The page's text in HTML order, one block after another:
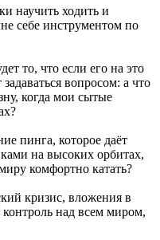
научить ходить и
себе инструментом по
то, что если его на это
вопросом: а что
когда мои сытые
пинга, которое даёт
на высоких орбитах,
комфортно катать?
кризис, вложения в
над всем миром,